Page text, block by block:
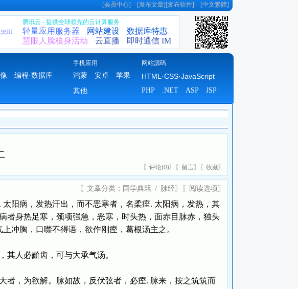
[会员中心] [发布文章][发布软件] [中文繁體]
腾讯云 - 提供全球领先的云计算服务
轻量应用服务器 网站建设
数据库特惠
慧眼人脸核身活动
云直播 即时通信 IM
手机应用 网站源码
编程·数据库
鸿蒙 安卓
苹果
其他
HTML·CSS·JavaScript
PHP .NET ASP JSP
〖 评论(0)〗〖 留言〗〖 收藏〗
〖文章分类： 国学典籍 / 脉经〗〖 阅读选项〗
病，发热汗出，而不恶寒者，名柔痓. 太阳病，发热，其
者身热足寒，颈项强急，恶寒，时头热，面赤目脉赤，独头
冲胸，口噤不得语，欲作刚痓，葛根汤主之。
人必齘齿，可与大承气汤。
，为欲解。脉如故，反伏弦者，必痓. 脉来，按之筑筑而